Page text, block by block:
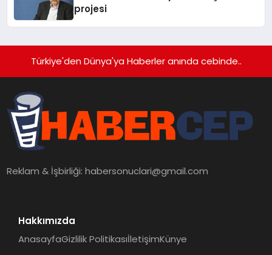
projesi
Türkiye'den Dünya'ya Haberler anında cebinde..
Reklam & İşbirliği:habersonuclari@gmail.com
Hakkımızda
AnasayfaGizlilik PolitikasıİletişimKünye